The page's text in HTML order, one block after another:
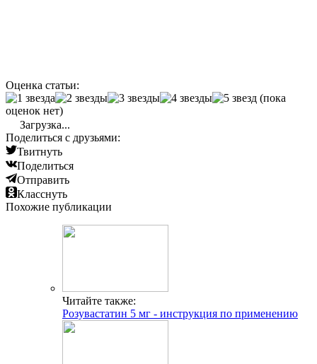
Оценка статьи:
(пока
оценок нет)
Загрузка...
Поделиться с друзьями:
Твитнуть
Поделиться
Отправить
Класснуть
Похожие публикации
Читайте также:
Розувастатин 5 мг - инструкция по применению